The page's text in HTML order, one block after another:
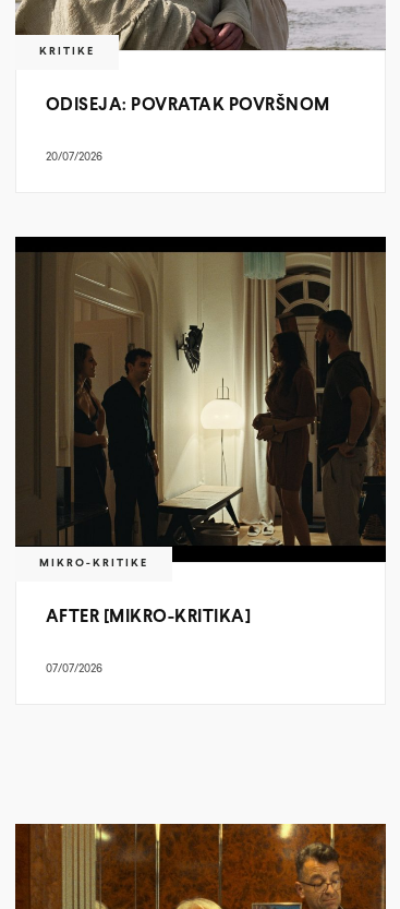
KRITIKE
ODISEJA: POVRATAK POVRŠNOM
20/07/2026
MIKRO-KRITIKE
AFTER [MIKRO-KRITIKA]
07/07/2026